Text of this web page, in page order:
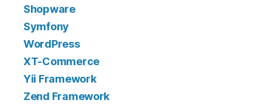
Shopware
Symfony
WordPress
XT-Commerce
Yii Framework
Zend Framework